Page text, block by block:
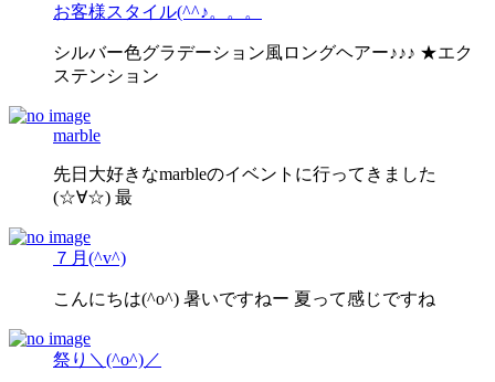
お客様スタイル(^^♪。。。
シルバー色グラデーション風ロングヘアー♪♪♪ ★エク
ステンション
marble
先日大好きなmarbleのイベントに行ってきました
(☆∀☆) 最
７月(^v^)
こんにちは(^o^) 暑いですねー 夏って感じですね
祭り＼(^o^)／